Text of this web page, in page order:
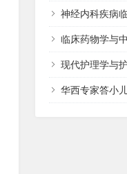
神经内科疾病临床诊疗
临床药物学与中药应
现代护理学与护理管
华西专家答小儿外科家长